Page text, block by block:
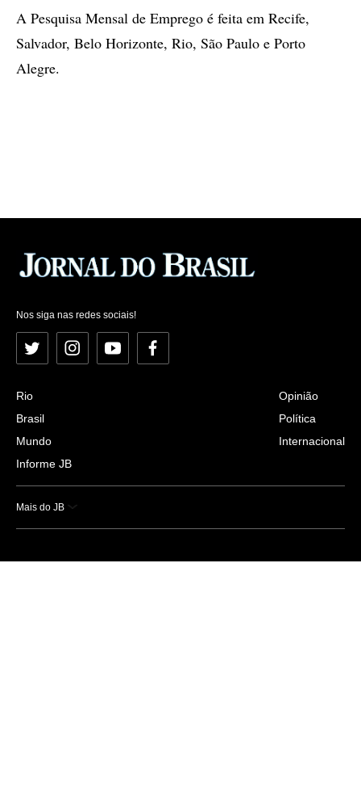
A Pesquisa Mensal de Emprego é feita em Recife,
Salvador, Belo Horizonte, Rio, São Paulo e Porto
Alegre.
Nos siga nas redes sociais!
Twitter InstagramYouTubeFacebook
Rio
Brasil
Mundo
Informe JB
Opinião
Política
Internacional
Mais do JB
Esportes